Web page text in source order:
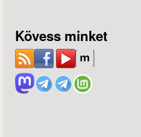
Kövess minket